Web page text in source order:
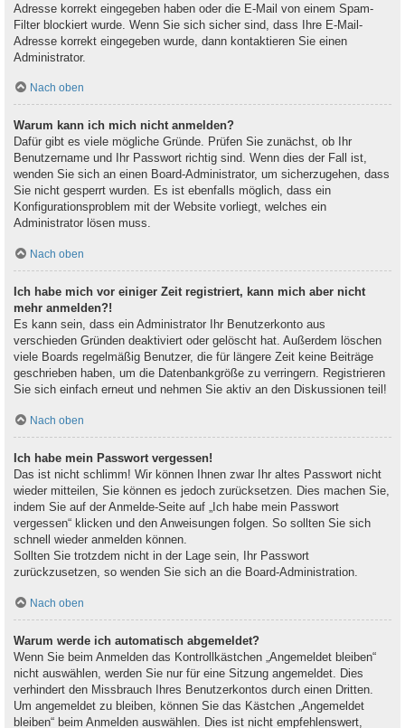
Adresse korrekt eingegeben haben oder die E-Mail von einem Spam-
Filter blockiert wurde. Wenn Sie sich sicher sind, dass Ihre E-Mail-
Adresse korrekt eingegeben wurde, dann kontaktieren Sie einen
Administrator.
Nach oben
Warum kann ich mich nicht anmelden?
Dafür gibt es viele mögliche Gründe. Prüfen Sie zunächst, ob Ihr
Benutzername und Ihr Passwort richtig sind. Wenn dies der Fall ist,
wenden Sie sich an einen Board-Administrator, um sicherzugehen, dass
Sie nicht gesperrt wurden. Es ist ebenfalls möglich, dass ein
Konfigurationsproblem mit der Website vorliegt, welches ein
Administrator lösen muss.
Nach oben
Ich habe mich vor einiger Zeit registriert, kann mich aber nicht
mehr anmelden?!
Es kann sein, dass ein Administrator Ihr Benutzerkonto aus
verschieden Gründen deaktiviert oder gelöscht hat. Außerdem löschen
viele Boards regelmäßig Benutzer, die für längere Zeit keine Beiträge
geschrieben haben, um die Datenbankgröße zu verringern. Registrieren
Sie sich einfach erneut und nehmen Sie aktiv an den Diskussionen teil!
Nach oben
Ich habe mein Passwort vergessen!
Das ist nicht schlimm! Wir können Ihnen zwar Ihr altes Passwort nicht
wieder mitteilen, Sie können es jedoch zurücksetzen. Dies machen Sie,
indem Sie auf der Anmelde-Seite auf „Ich habe mein Passwort
vergessen“ klicken und den Anweisungen folgen. So sollten Sie sich
schnell wieder anmelden können.
Sollten Sie trotzdem nicht in der Lage sein, Ihr Passwort
zurückzusetzen, so wenden Sie sich an die Board-Administration.
Nach oben
Warum werde ich automatisch abgemeldet?
Wenn Sie beim Anmelden das Kontrollkästchen „Angemeldet bleiben“
nicht auswählen, werden Sie nur für eine Sitzung angemeldet. Dies
verhindert den Missbrauch Ihres Benutzerkontos durch einen Dritten.
Um angemeldet zu bleiben, können Sie das Kästchen „Angemeldet
bleiben“ beim Anmelden auswählen. Dies ist nicht empfehlenswert,